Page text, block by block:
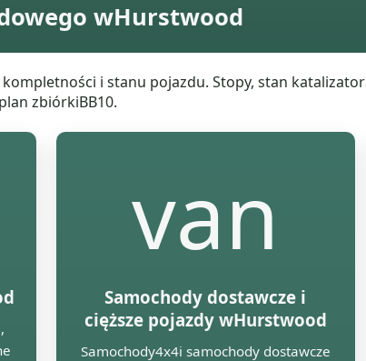
wHurstwood
i stanu pojazdu. Stopy, stan
zbiórkiBB10.
van
Samochody dostawcze i
cięższe pojazdy wHurstwood
Samochody4x4i samochody dostawcze